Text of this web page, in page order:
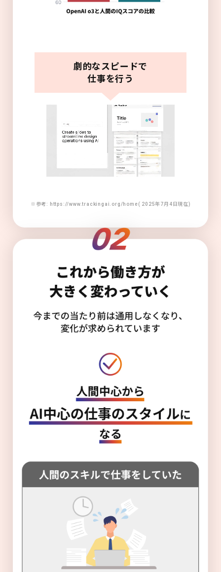
劇的なスピードで
仕事を行う
※参考: https://www.trackingai.org/home( 2025年7月4日現在)